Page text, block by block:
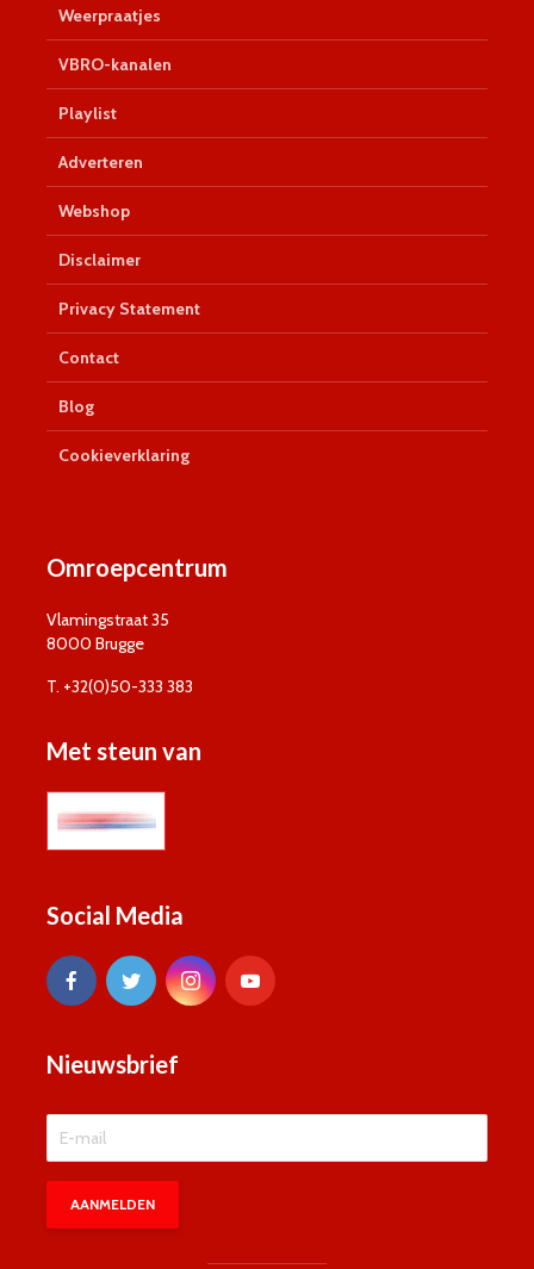
Weerpraatjes
VBRO-kanalen
Playlist
Adverteren
Webshop
Disclaimer
Privacy Statement
Contact
Blog
Cookieverklaring
Omroepcentrum
Vlamingstraat 35
8000 Brugge
T. +32(0)50-333 383
Met steun van
Social Media
Nieuwsbrief